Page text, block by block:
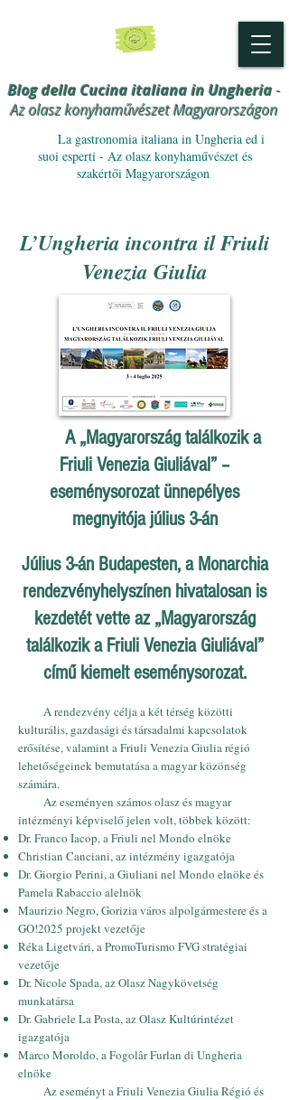
Blog della Cucina italiana in Ungheria-
Az olasz konyhaművészet Magyarországon
La gastronomia italiana in Ungheria ed i
suoi esperti - Az olasz konyhaművészet és
szakértői Magyarországon
L’Ungheria incontra il Friuli
Venezia Giulia
A „Magyarország találkozik a
Friuli Venezia Giuliával” –
eseménysorozat ünnepélyes
megnyitója július 3-án
Július 3-án Budapesten, a Monarchia
rendezvényhelyszínen hivatalosan is
kezdetét vette az „Magyarország
találkozik a Friuli Venezia Giuliával”
című kiemelt eseménysorozat.
A rendezvény célja a két térség közötti
kulturális, gazdasági és társadalmi kapcsolatok
erősítése, valamint a Friuli Venezia Giulia régió
lehetőségeinek bemutatása a magyar közönség
számára.
Az eseményen számos olasz és magyar
intézményi képviselő jelen volt, többek között:
Dr. Franco Iacop, a Friuli nel Mondo elnöke
Christian Canciani, az intézmény igazgatója
Dr. Giorgio Perini, a Giuliani nel Mondo elnöke és
Pamela Rabaccio alelnök
Maurizio Negro, Gorizia város alpolgármestere és a
GO!2025 projekt vezetője
Réka Ligetvári, a PromoTurismo FVG stratégiai
vezetője
Dr. Nicole Spada, az Olasz Nagykövetség
munkatársa
Dr. Gabriele La Posta, az Olasz Kultúrintézet
igazgatója
Marco Moroldo, a Fogolâr Furlan di Ungheria
elnöke
Az eseményt a Friuli Venezia Giulia Régió és